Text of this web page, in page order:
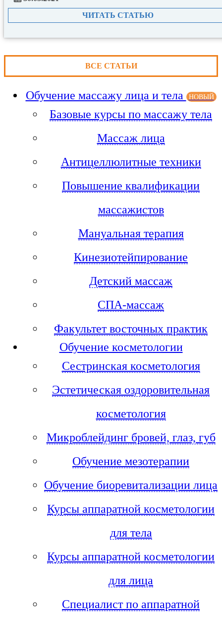
ЧИТАТЬ СТАТЬЮ
ВСЕ СТАТЬИ
Обучение массажу лица и тела НОВЫЙ
Базовые курсы по массажу тела
Массаж лица
Антицеллюлитные техники
Повышение квалификации
массажистов
Мануальная терапия
Кинезиотейпирование
Детский массаж
СПА-массаж
Факультет восточных практик
Обучение косметологии
Сестринская косметология
Эстетическая оздоровительная
косметология
Микроблейдинг бровей, глаз, губ
Обучение мезотерапии
Обучение биоревитализации лица
Курсы аппаратной косметологии
для тела
Курсы аппаратной косметологии
для лица
Специалист по аппаратной